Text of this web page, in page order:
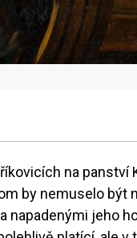
na panství
by nemuselo být
napadenými jeho